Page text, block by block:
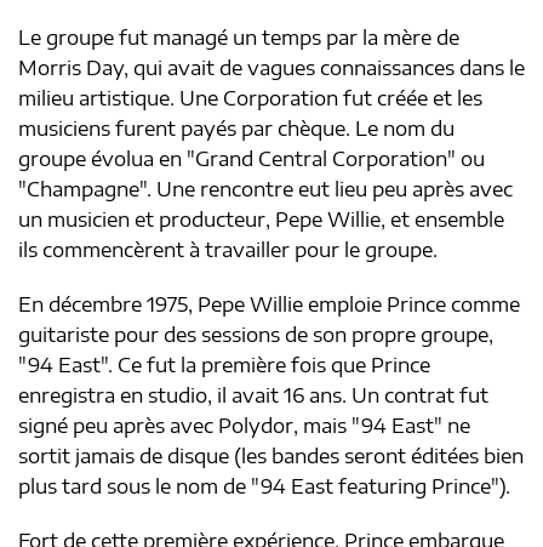
Le groupe fut managé un temps par la mère de
Morris Day, qui avait de vagues connaissances dans le
milieu artistique. Une Corporation fut créée et les
musiciens furent payés par chèque. Le nom du
groupe évolua en "Grand Central Corporation" ou
"Champagne". Une rencontre eut lieu peu après avec
un musicien et producteur, Pepe Willie, et ensemble
ils commencèrent à travailler pour le groupe.
En décembre 1975, Pepe Willie emploie Prince comme
guitariste pour des sessions de son propre groupe,
"94 East". Ce fut la première fois que Prince
enregistra en studio, il avait 16 ans. Un contrat fut
signé peu après avec Polydor, mais "94 East" ne
sortit jamais de disque (les bandes seront éditées bien
plus tard sous le nom de "94 East featuring Prince").
Fort de cette première expérience, Prince embarque